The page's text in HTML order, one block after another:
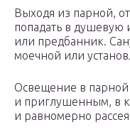
Выходя из парной,
попадать в душевую
или предбанник.
моечной или
Освещение в парной
и приглушенным, в
и равномерно